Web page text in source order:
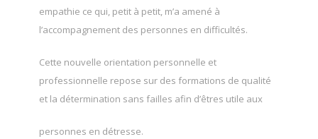
empathie ce qui, petit à petit, m’a amené à
l’accompagnement des personnes en difficultés.
Cette nouvelle orientation personnelle et
professionnelle repose sur des formations de qualité
et la détermination sans failles afin d’êtres utile aux
personnes en détresse.